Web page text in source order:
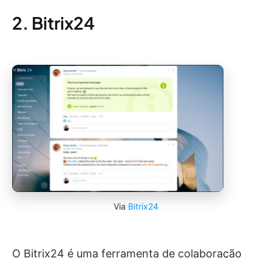
2. Bitrix24
Via Bitrix24
O Bitrix24 é uma ferramenta de colaboração